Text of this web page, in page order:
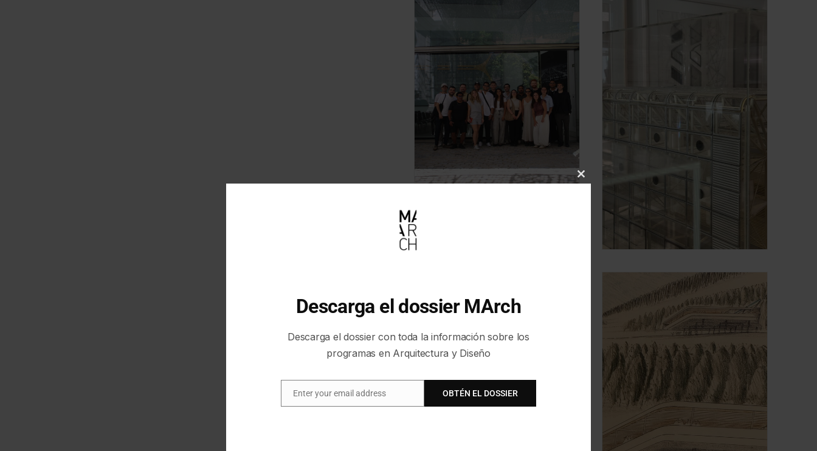
Close
Descarga el dossier MArch
Descarga el dossier con toda la información sobre los
programas en Arquitectura y Diseño
Email
Enter your email address OBTÉN EL DOSSIER